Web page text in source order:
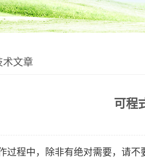
术文章
可程
过程中，除非有绝对需要，请